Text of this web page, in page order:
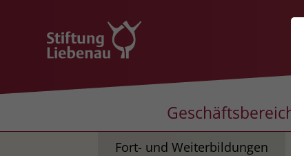
Geschäftsbereiche
Fort- und Weiterbildungen